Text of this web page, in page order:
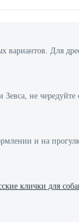
Для
не
и на
клички для